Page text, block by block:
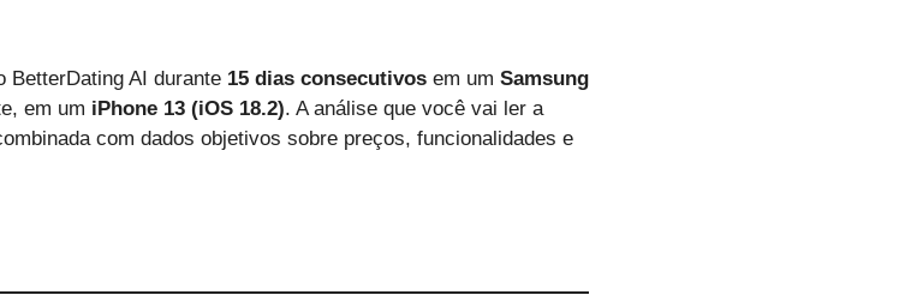
BetterDating AI durante 15 dias consecutivos em um Samsung
em um iPhone 13 (iOS 18.2). A análise que você vai ler a
com dados objetivos sobre preços, funcionalidades e